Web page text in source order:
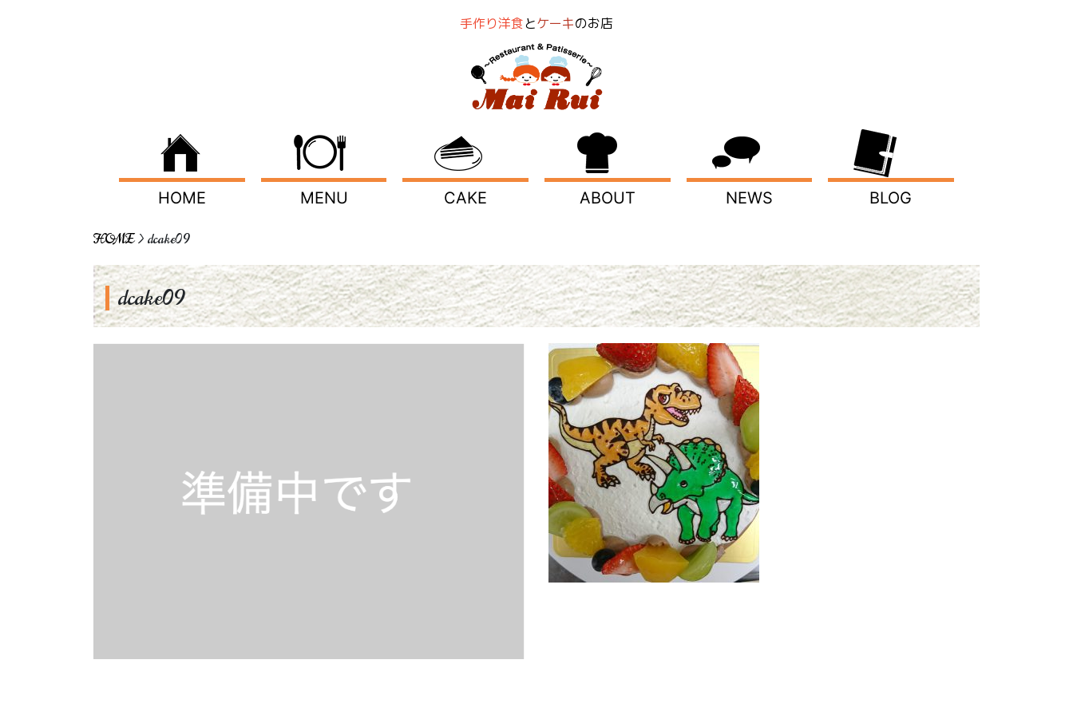
手作り洋食とケーキのお店
HOME MENU CAKE ABOUT NEWS BLOG
HOME> dcake09
dcake09